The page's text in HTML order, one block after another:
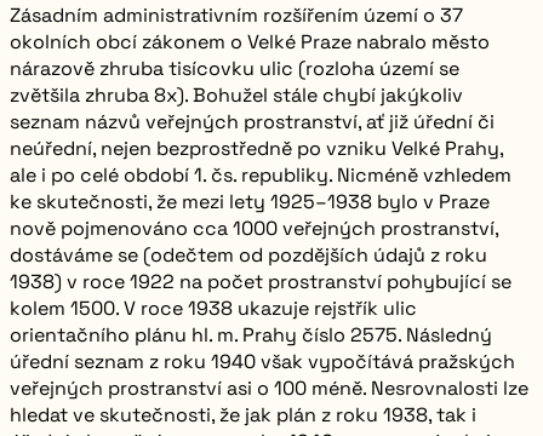
Zásadním administrativním rozšířením území o 37
okolních obcí zákonem o Velké Praze nabralo město
nárazově zhruba tisícovku ulic (rozloha území se
zvětšila zhruba 8x). Bohužel stále chybí jakýkoliv
seznam názvů veřejných prostranství, ať již úřední či
neúřední, nejen bezprostředně po vzniku Velké Prahy,
ale i po celé období 1. čs. republiky. Nicméně vzhledem
ke skutečnosti, že mezi lety 1925–1938 bylo v Praze
nově pojmenováno cca 1000 veřejných prostranství,
dostáváme se (odečtem od pozdějších údajů z roku
1938) v roce 1922 na počet prostranství pohybující se
kolem 1500. V roce 1938 ukazuje rejstřík ulic
orientačního plánu hl. m. Prahy číslo 2575. Následný
úřední seznam z roku 1940 však vypočítává pražských
veřejných prostranství asi o 100 méně. Nesrovnalosti lze
hledat ve skutečnosti, že jak plán z roku 1938, tak i